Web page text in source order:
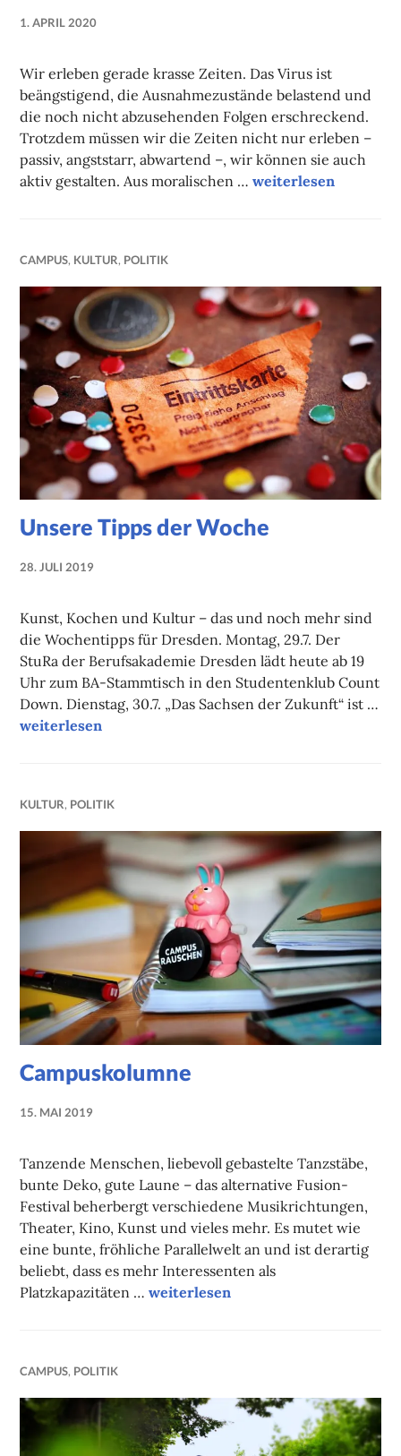
1. APRIL 2020
Wir erleben gerade krasse Zeiten. Das Virus ist
beängstigend, die Ausnahmezustände belastend und
die noch nicht abzusehenden Folgen erschreckend.
Trotzdem müssen wir die Zeiten nicht nur erleben –
passiv, angststarr, abwartend –, wir können sie auch
aktiv gestalten. Aus moralischen …Die nationalen
weiterlesen
CAMPUS, KULTUR, POLITIK
Unsere Tipps der Woche
28. JULI 2019
Kunst, Kochen und Kultur – das und noch mehr sind
die Wochentipps für Dresden. Montag, 29.7. Der
StuRa der Berufsakademie Dresden lädt heute ab 19
Uhr zum BA-Stammtisch in den Studentenklub Count
Down. Dienstag, 30.7. „Das Sachsen der Zukunft“ ist …
Unsere Tipps der Woche
weiterlesen
KULTUR, POLITIK
Campuskolumne
15. MAI 2019
Tanzende Menschen, liebevoll gebastelte Tanzstäbe,
bunte Deko, gute Laune – das alternative Fusion-
Festival beherbergt verschiedene Musikrichtungen,
Theater, Kino, Kunst und vieles mehr. Es mutet wie
eine bunte, fröhliche Parallelwelt an und ist derartig
beliebt, dass es mehr Interessenten als
Platzkapazitäten …Campuskolumne
weiterlesen
CAMPUS, POLITIK